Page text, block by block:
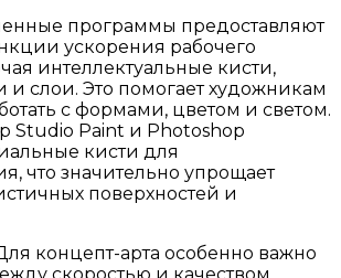
программы предоставляют
ускорения рабочего
интеллектуальные кисти,
и слои. Это помогает художникам
с формами, цветом и светом.
Studio Paint и Photoshop
кисти для
что значительно упрощает
поверхностей и
концепт-арта особенно важно